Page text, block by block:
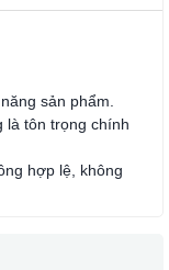
sản phẩm.
là tôn trọng chính
hợp lệ, không